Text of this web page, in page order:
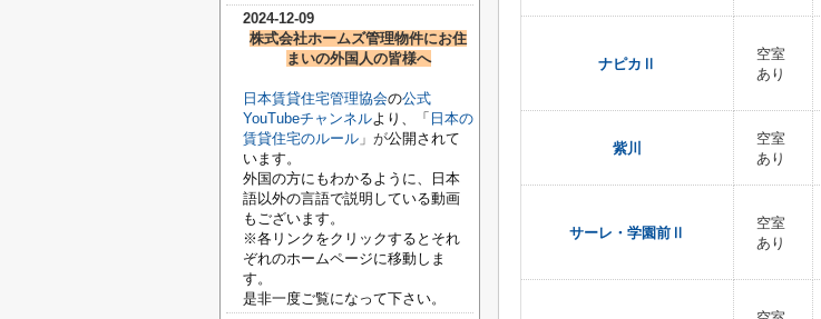
ナピカⅡ
空室
あり
紫川
空室
あり
サーレ・学園前Ⅱ
空室
あり
2024-12-09
株式会社ホームズ管理物件にお住
まいの外国人の皆様へ
日本賃貸住宅管理協会の公式
YouTubeチャンネルより、「 日本の
賃貸住宅のルール 」が公開されて
います。
外国の方にもわかるように、日本
語以外の言語で説明している動画
もございます。
※各リンクをクリックするとそれ
ぞれのホームページに移動しま
す。
是非一度ご覧になって下さい。